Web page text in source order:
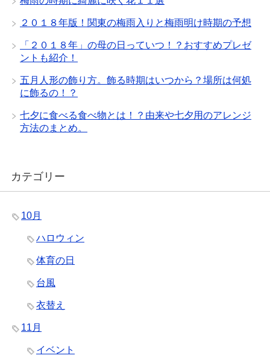
２０１８年版！関東の梅雨入りと梅雨明け時期の予想
「２０１８年」の母の日っていつ！？おすすめプレゼ
ントも紹介！
五月人形の飾り方。飾る時期はいつから？場所は何処
に飾るの！？
七夕に食べる食べ物とは！？由来や七夕用のアレンジ
方法のまとめ。
カテゴリー
10月
ハロウィン
体育の日
台風
衣替え
11月
イベント